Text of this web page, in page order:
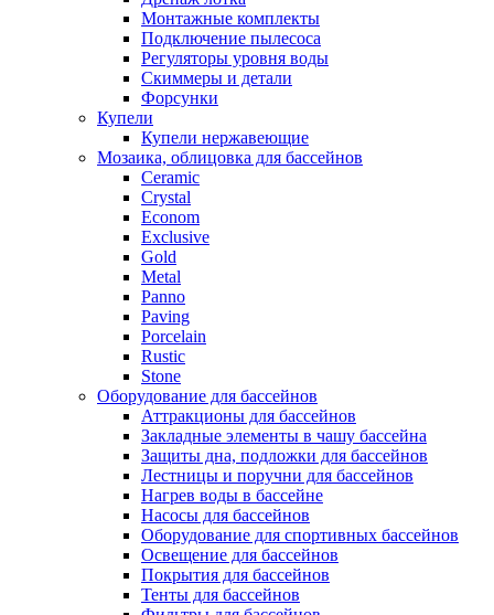
Монтажные комплекты
Подключение пылесоса
Регуляторы уровня воды
Скиммеры и детали
Форсунки
Купели
Купели нержавеющие
Мозаика, облицовка для бассейнов
Ceramic
Crystal
Econom
Exclusive
Gold
Metal
Panno
Paving
Porcelain
Rustic
Stone
Оборудование для бассейнов
Аттракционы для бассейнов
Закладные элементы в чашу бассейна
Защиты дна, подложки для бассейнов
Лестницы и поручни для бассейнов
Нагрев воды в бассейне
Насосы для бассейнов
Оборудование для спортивных бассейнов
Освещение для бассейнов
Покрытия для бассейнов
Тенты для бассейнов